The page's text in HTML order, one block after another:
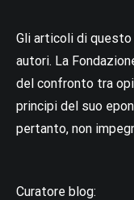
Gli articoli di
autori. La
del confronto tra
principi del suo
pertanto, non
Curatore blog: